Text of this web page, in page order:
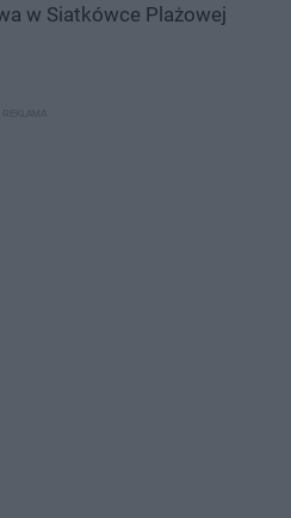
w Siatkówce Plażowej